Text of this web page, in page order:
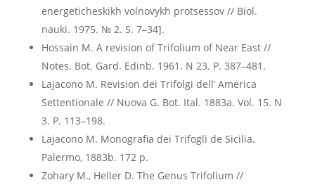
energeticheskikh volnovykh protsessov // Biol.
nauki. 1975. № 2. S. 7–34].
Hossain M. A revision of Trifolium of Near East //
Notes. Bot. Gard. Edinb. 1961. N 23. P. 387–481.
Lajacono M. Revision dei Trifolgi dell’ America
Settentionale // Nuova G. Bot. Ital. 1883a. Vol. 15. N
3. P. 113–198.
Lajacono M. Monografia dei Trifogli de Sicilia.
Palermo, 1883b. 172 p.
Zohary M., Heller D. The Genus Trifolium //